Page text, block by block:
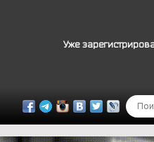
Уже